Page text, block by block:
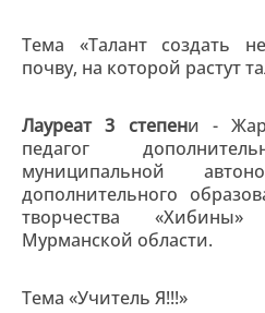
Тема «Талант создать
почву, на которой растут
Лауреат 3 степени -
педагог
муниципальной
дополнительного
творчества
Мурманской области.
Тема «Учитель Я!!!»